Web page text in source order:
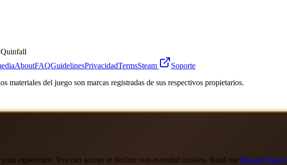
AboutFAQGuidelinesPrivacidadTermsSteam
Soporte
del juego son marcas registradas de sus respectivos propietarios.
experience. You can accept or decline non-essential cookies. Read our Privacy Policy